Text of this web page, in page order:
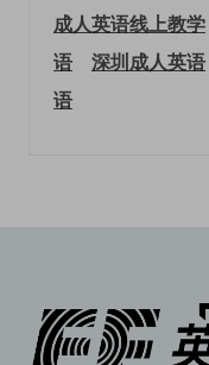
成人英语线上教学
语
深圳成人英语
语